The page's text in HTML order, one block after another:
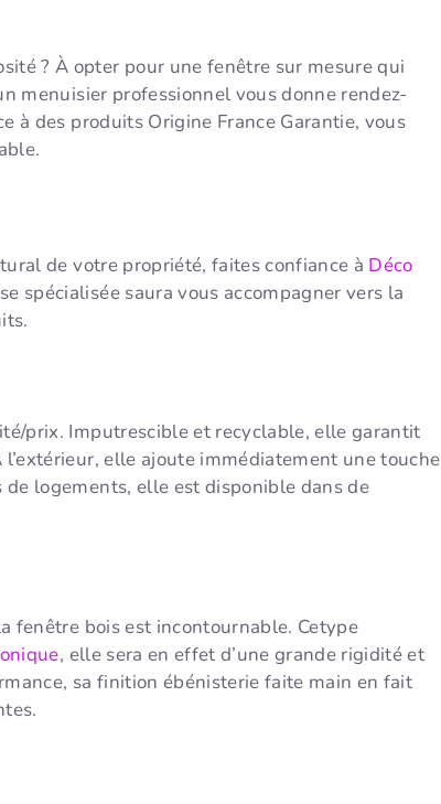
? À opter pour une fenêtre sur mesure qui
menuisier professionnel vous donne rendez-
à des produits Origine France Garantie, vous
de votre propriété, faites confiance à Déco
spécialisée saura vous accompagner vers la
prix. Imputrescible et recyclable, elle garantit
elle ajoute immédiatement une touche
de logements, elle est disponible dans de
fenêtre bois est incontournable. Cetype
, elle sera en effet d’une grande rigidité et
sa finition ébénisterie faite main en fait